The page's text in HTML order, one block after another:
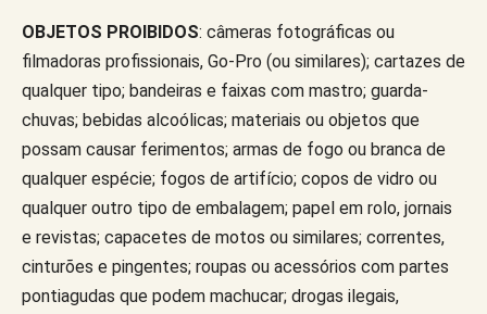
OBJETOS PROIBIDOS: câmeras fotográficas ou
filmadoras profissionais, Go-Pro (ou similares); cartazes de
qualquer tipo; bandeiras e faixas com mastro; guarda-
chuvas; bebidas alcoólicas; materiais ou objetos que
possam causar ferimentos; armas de fogo ou branca de
qualquer espécie; fogos de artifício; copos de vidro ou
qualquer outro tipo de embalagem; papel em rolo, jornais
e revistas; capacetes de motos ou similares; correntes,
cinturões e pingentes; roupas ou acessórios com partes
pontiagudas que podem machucar; drogas ilegais,